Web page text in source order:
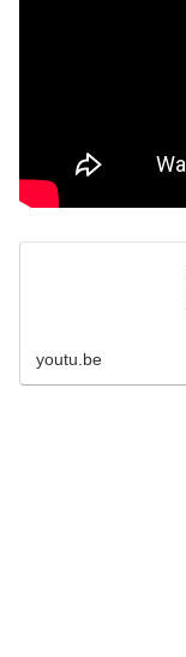
youtu.be